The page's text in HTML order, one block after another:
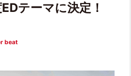
テーマに決定！
beat